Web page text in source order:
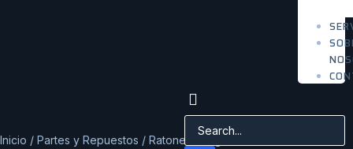
Inicio / Partes y Repuestos / Ratones